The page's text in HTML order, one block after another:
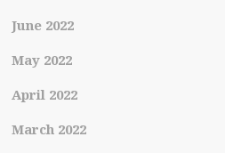
June 2022
May 2022
April 2022
March 2022